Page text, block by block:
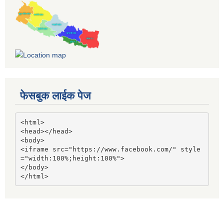
फेसबुक लाईक पेज
<html>
<head></head>
<body>
<iframe src="https://www.facebook.com/" style
="width:100%;height:100%">
</body>
</html>